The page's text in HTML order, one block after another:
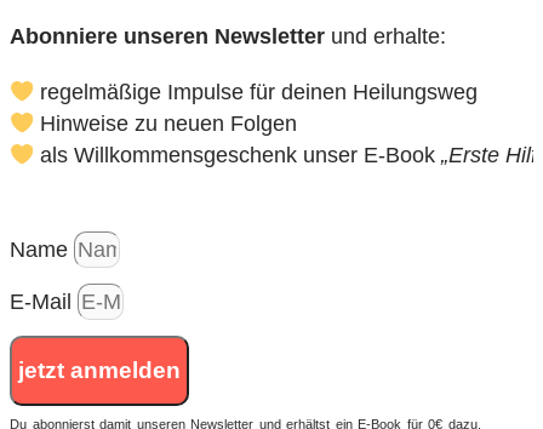
Abonniere unseren Newsletter und erhalte:
regelmäßige Impulse für deinen Heilungsweg
Hinweise zu neuen Folgen
als Willkommensgeschenk unser E-Book„Erste
Name
E-Mail
jetzt anmelden
Du abonnierst damit unseren Newsletter und erhältst ein E-Book für 0€ dazu.